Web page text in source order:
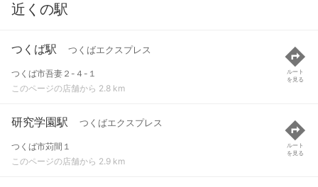
近くの駅
つくば駅 つくばエクスプレス
つくば市吾妻２-４-１
このページの店舗から 2.8 km
ルート
を見る
研究学園駅 つくばエクスプレス
つくば市苅間１
このページの店舗から 2.9 km
ルート
を見る